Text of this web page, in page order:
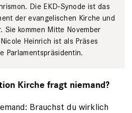
Die EKD-Synode ist das
der evangelischen Kirche und
kommen Mitte November
Heinrich ist als Präses
Parlaments­präsidentin.
Kirche fragt niemand?
Brauchst du wirklich